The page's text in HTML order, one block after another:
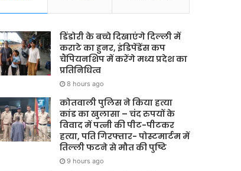
डिंडोरी के बच्चे दिखाएंगे दिल्ली में
कराटे का हुनर, इंडिपेंडेंस कप
चैंपियनशिप में करेंगे मध्य प्रदेश का
प्रतिनिधित्व
8 hours ago
कोतवाली पुलिस ने किया हत्या
कांड का खुलासा – चंद रुपयों के
विवाद में पत्नी की पीट-पीटकर
हत्या, पति गिरफ्तार- पोस्टमार्टम में
तिल्ली फटने से मौत की पुष्टि
9 hours ago